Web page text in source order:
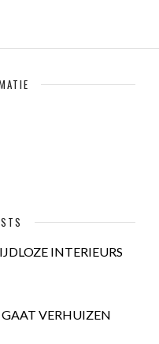
INTERIEURS
GAAT VERHUIZEN